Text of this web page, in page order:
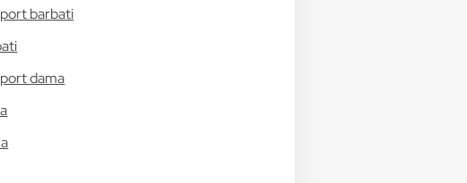
barbati
dama